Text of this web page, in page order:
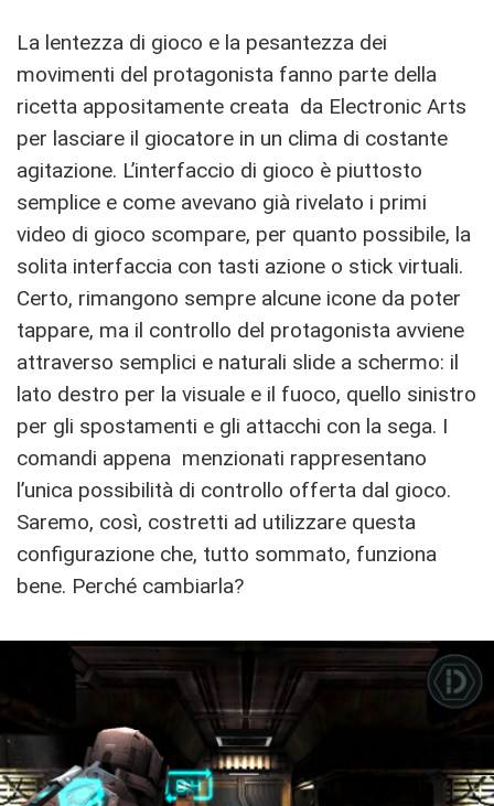
La lentezza di gioco e la pesantezza dei
movimenti del protagonista fanno parte della
ricetta appositamente creata da Electronic Arts
per lasciare il giocatore in un clima di costante
agitazione. L’interfaccio di gioco è piuttosto
semplice e come avevano già rivelato i primi
video di gioco scompare, per quanto possibile, la
solita interfaccia con tasti azione o stick virtuali.
Certo, rimangono sempre alcune icone da poter
tappare, ma il controllo del protagonista avviene
attraverso semplici e naturali slide a schermo: il
lato destro per la visuale e il fuoco, quello sinistro
per gli spostamenti e gli attacchi con la sega. I
comandi appena menzionati rappresentano
l’unica possibilità di controllo offerta dal gioco.
Saremo, così, costretti ad utilizzare questa
configurazione che, tutto sommato, funziona
bene. Perché cambiarla?